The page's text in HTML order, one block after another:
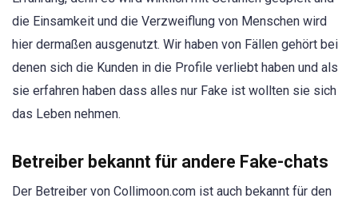
die Einsamkeit und die Verzweiflung von Menschen wird
hier dermaßen ausgenutzt. Wir haben von Fällen gehört bei
denen sich die Kunden in die Profile verliebt haben und als
sie erfahren haben dass alles nur Fake ist wollten sie sich
das Leben nehmen.
Betreiber bekannt für andere Fake-chats
Der Betreiber von Collimoon.com ist auch bekannt für den